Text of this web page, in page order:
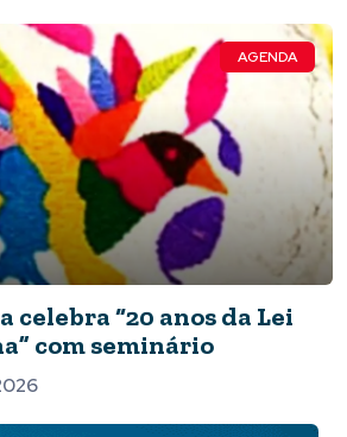
AGENDA
celebra “20 anos da Lei
com seminário